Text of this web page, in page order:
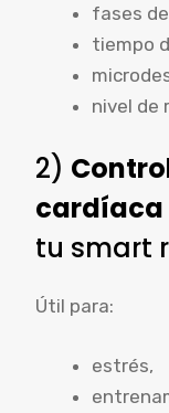
fases
tiempo
nivel de
2)
cardíaca
tu smart
Útil para:
estrés,